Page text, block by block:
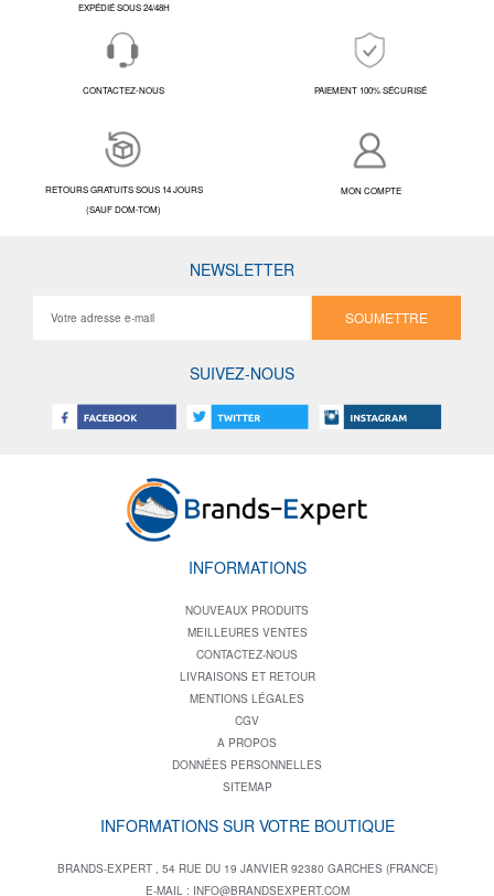
EXPÉDIÉ SOUS 24/48H
CONTACTEZ-NOUS PAIEMENT 100% SÉCURISÉ
RETOURS GRATUITS SOUS 14 JOURS
(SAUF DOM-TOM)
MON COMPTE
NEWSLETTER
SOUMETTRE
SUIVEZ-NOUS
INFORMATIONS
NOUVEAUX PRODUITS
MEILLEURES VENTES
CONTACTEZ-NOUS
LIVRAISONS ET RETOUR
MENTIONS LÉGALES
CGV
A PROPOS
DONNÉES PERSONNELLES
SITEMAP
INFORMATIONS SUR VOTRE BOUTIQUE
BRANDS-EXPERT , 54 RUE DU 19 JANVIER 92380 GARCHES (FRANCE)
E-MAIL : INFO@BRANDSEXPERT.COM